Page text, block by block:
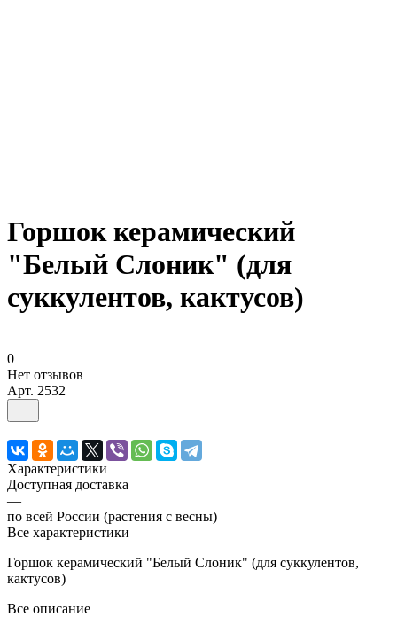
Горшок керамический
"Белый Слоник" (для
суккулентов, кактусов)
0
Нет отзывов
Арт. 2532
Характеристики
Доступная доставка
—
по всей России (растения с весны)
Все характеристики
Горшок керамический "Белый Слоник" (для суккулентов,
кактусов)
Все описание